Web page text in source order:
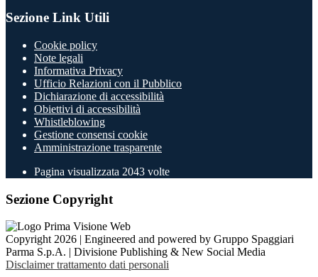
Sezione Link Utili
Cookie policy
Note legali
Informativa Privacy
Ufficio Relazioni con il Pubblico
Dichiarazione di accessibilità
Obiettivi di accessibilità
Whistleblowing
Gestione consensi cookie
Amministrazione trasparente
Pagina visualizzata 2043 volte
Sezione Copyright
Copyright 2026 | Engineered and powered by Gruppo Spaggiari
Parma S.p.A. | Divisione Publishing & New Social Media
Disclaimer trattamento dati personali